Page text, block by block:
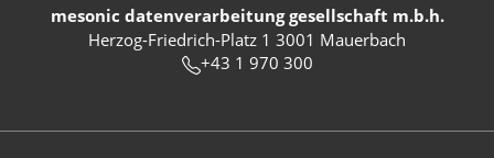
mesonic datenverarbeitung gesellschaft m.b.h.
Herzog-Friedrich-Platz 1 3001 Mauerbach
+43 1 970 300